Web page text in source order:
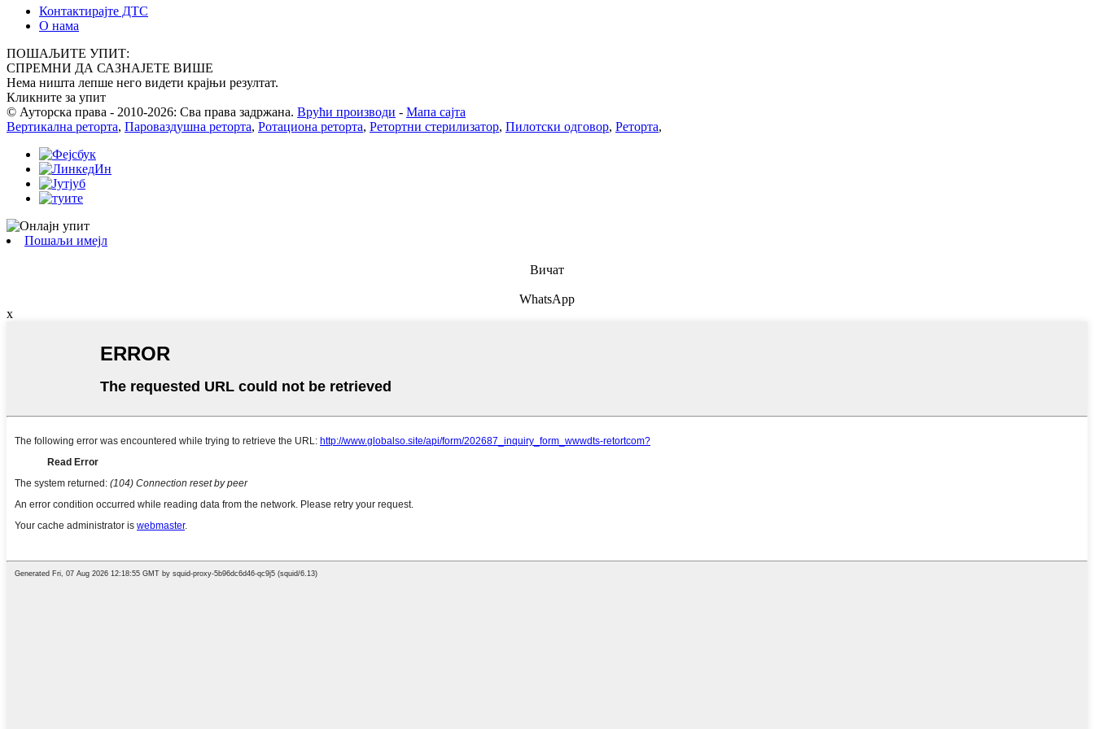
Контактирајте ДТС
О нама
ПОШАЉИТЕ УПИТ:
СПРЕМНИ ДА САЗНАЈЕТЕ ВИШЕ
Нема ништа лепше него видети крајњи резултат.
Кликните за упит
© Ауторска права - 2010-2026: Сва права задржана. Врући производи - Мапа сајта
Вертикална реторта, Пароваздушна реторта, Ротациона реторта, Ретортни стерилизатор, Пилотски одговор, Реторта,
Пошаљи имејл
Вичат
WhatsApp
x